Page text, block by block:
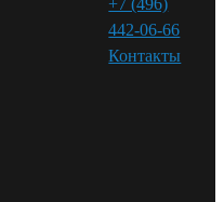
442-06-66
Контакты⁠